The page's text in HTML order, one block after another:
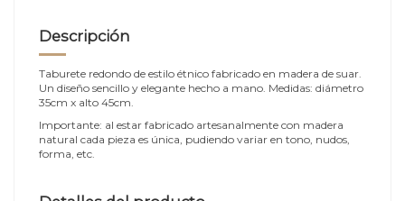
Descripción
Taburete redondo de estilo étnico fabricado en madera de suar.
Un diseño sencillo y elegante hecho a mano. Medidas: diámetro
35cm x alto 45cm.
Importante: al estar fabricado artesanalmente con madera
natural cada pieza es única, pudiendo variar en tono, nudos,
forma, etc.